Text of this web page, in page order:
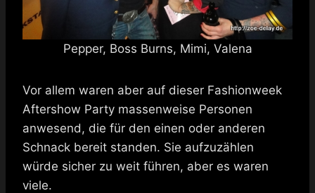
Pepper, Boss Burns, Mimi, Valena
Vor allem waren aber auf dieser Fashionweek
Aftershow Party massenweise Personen
anwesend, die für den einen oder anderen
Schnack bereit standen. Sie aufzuzählen
würde sicher zu weit führen, aber es waren
viele.